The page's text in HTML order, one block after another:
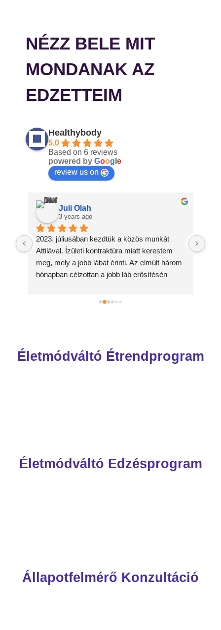
NÉZZ BELE MIT
MONDANAK AZ
EDZETTEIM
Healthybody
5.0
Based on 6 reviews
powered byGoog le
review us on
Juli Olah
3 years ago
2023. júliusában kezdtük a közös munkát
Attilával. Ízületi kontraktúra miatt kerestem
meg, mely a jobb lábat érinti. Az elmúlt három
hónapban célzottan a jobb láb erősítésén
rögzült jobb lábfej viszonylag nagyobb
az út, de a befektetett munka ilyen rövid idő
Életmódváltó Étrendprogram
Életmódváltó Edzésprogram
Állapotfelmérő Konzultáció